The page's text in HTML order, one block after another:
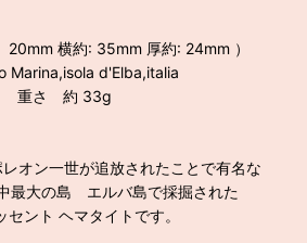
横約: 35mm 厚約: 24mm ）
Marina,isola d'Elba,italia
重さ 約 33g
オン一世が追放されたことで有名な
最大の島 エルバ島で採掘された
セント ヘマタイトです。